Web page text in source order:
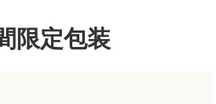
限定包装